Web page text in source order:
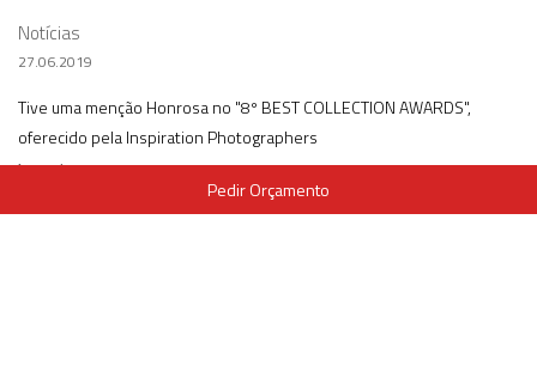
Notícias
27.06.2019
Tive uma menção Honrosa no "8º BEST COLLECTION AWARDS",
oferecido pela Inspiration Photographers
Ler mais
Pedir Orçamento